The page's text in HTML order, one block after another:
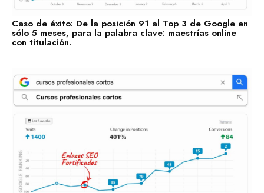
Servicios Financieros
Marketing y Publicidad
Educación
Recursos Humanos
Construcción
Bienes Raíces
Contabilidad
Consultoría de Gestión
Caso de éxito: De la posición 91 al Top 3 de Google en
sólo 5 meses, para la palabra clave: maestrías online
con titulación.